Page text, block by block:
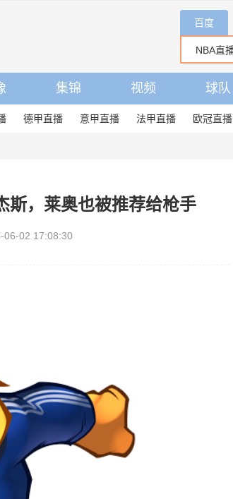
百度
集锦 视频 球队
德甲直播 意甲直播 法甲直播 欧冠直播
斯，莱奥也被推荐给枪手
06-02 17:08:30